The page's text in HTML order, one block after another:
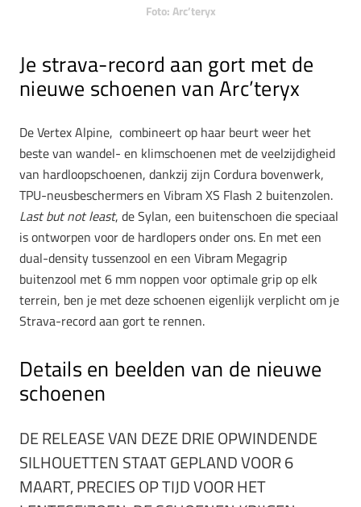
Foto: Arc’teryx
Je strava-record aan gort met de
nieuwe schoenen van Arc’teryx
De Vertex Alpine, combineert op haar beurt weer het
beste van wandel- en klimschoenen met de veelzijdigheid
van hardloopschoenen, dankzij zijn Cordura bovenwerk,
TPU-neusbeschermers en Vibram XS Flash 2 buitenzolen.
Last but not least, de Sylan, een buitenschoen die speciaal
is ontworpen voor de hardlopers onder ons. En met een
dual-density tussenzool en een Vibram Megagrip
buitenzool met 6 mm noppen voor optimale grip op elk
terrein, ben je met deze schoenen eigenlijk verplicht om je
Strava-record aan gort te rennen.
Details en beelden van de nieuwe
schoenen
DE RELEASE VAN DEZE DRIE OPWINDENDE
SILHOUETTEN STAAT GEPLAND VOOR 6
MAART, PRECIES OP TIJD VOOR HET